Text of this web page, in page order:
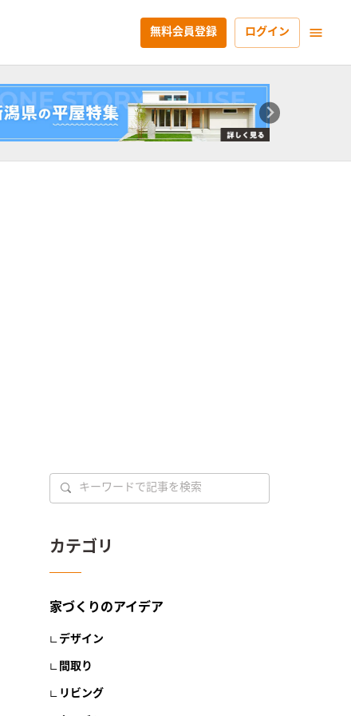
無料会員登録 ログイン
カテゴリ
家づくりのアイデア
デザイン
間取り
リビング